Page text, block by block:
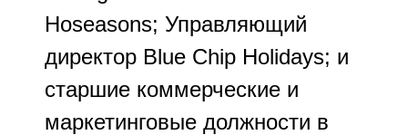
Hoseasons; Управляющий
директор Blue Chip Holidays; и
старшие коммерческие и
маркетинговые должности в